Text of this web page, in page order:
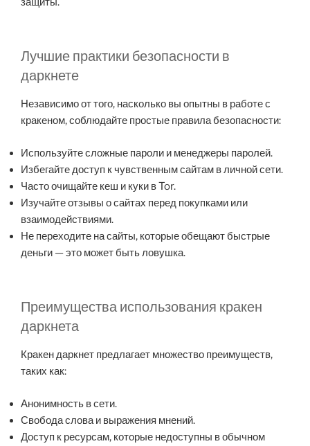
Лучшие практики безопасности в
даркнете
Независимо от того, насколько вы опытны в работе с
кракеном, соблюдайте простые правила безопасности:
Используйте сложные пароли и менеджеры паролей.
Избегайте доступ к чувственным сайтам в личной сети.
Часто очищайте кеш и куки в Tor.
Изучайте отзывы о сайтах перед покупками или
взаимодействиями.
Не переходите на сайты, которые обещают быстрые
деньги — это может быть ловушка.
Преимущества использования кракен
даркнета
Кракен даркнет предлагает множество преимуществ,
таких как:
Анонимность в сети.
Свобода слова и выражения мнений.
Доступ к ресурсам, которые недоступны в обычном